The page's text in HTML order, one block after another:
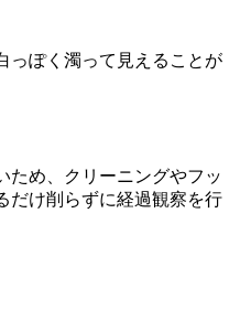
っぽく濁って見えることが
ため、クリーニングやフッ
だけ削らずに経過観察を行